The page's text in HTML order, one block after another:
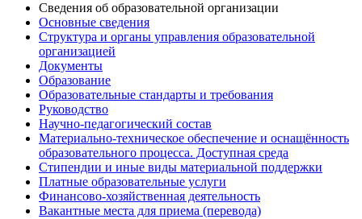
Сведения об образовательной организации
Основные сведения
Структура и органы управления образовательной
организацией
Документы
Образование
Образовательные стандарты и требования
Руководство
Научно-педагогический состав
Материально-техническое обеспечение и оснащённость
образовательного процесса. Доступная среда
Стипендии и иные виды материальной поддержки
Платные образовательные услуги
Финансово-хозяйственная деятельность
Вакантные места для приема (перевода)